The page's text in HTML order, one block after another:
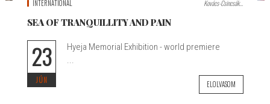
INTERNATIONAL Kovács-Csincsák...
SEA OF TRANQUILLITY AND PAIN
23
JÚN
Hyeja Memorial Exhibition - world premiere
...
ELOLVASOM